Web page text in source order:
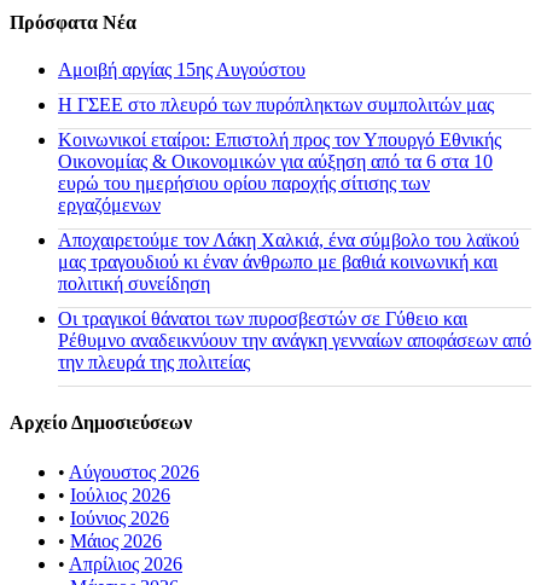
Πρόσφατα Νέα
Αμοιβή αργίας 15ης Αυγούστου
H ΓΣΕΕ στο πλευρό των πυρόπληκτων συμπολιτών μας
Κοινωνικοί εταίροι: Επιστολή προς τον Υπουργό Εθνικής
Οικονομίας & Οικονομικών για αύξηση από τα 6 στα 10
ευρώ του ημερήσιου ορίου παροχής σίτισης των
εργαζόμενων
Αποχαιρετούμε τον Λάκη Χαλκιά, ένα σύμβολο του λαϊκού
μας τραγουδιού κι έναν άνθρωπο με βαθιά κοινωνική και
πολιτική συνείδηση
Οι τραγικοί θάνατοι των πυροσβεστών σε Γύθειο και
Ρέθυμνο αναδεικνύουν την ανάγκη γενναίων αποφάσεων από
την πλευρά της πολιτείας
Αρχείο Δημοσιεύσεων
• Αύγουστος 2026
• Ιούλιος 2026
• Ιούνιος 2026
• Μάιος 2026
• Απρίλιος 2026